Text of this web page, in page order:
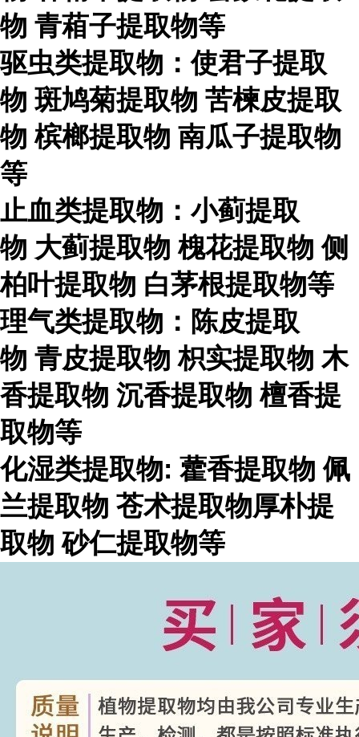
物 青葙子提取物等
驱虫类提取物：使君子提取
物 斑鸠菊提取物 苦楝皮提取
物 槟榔提取物 南瓜子提取物
等
止血类提取物：小蓟提取
物 大蓟提取物 槐花提取物 侧
柏叶提取物 白茅根提取物等
理气类提取物：陈皮提取
物 青皮提取物 枳实提取物 木
香提取物 沉香提取物 檀香提
取物等
化湿类提取物: 藿香提取物 佩
兰提取物 苍术提取物厚朴提
取物 砂仁提取物等